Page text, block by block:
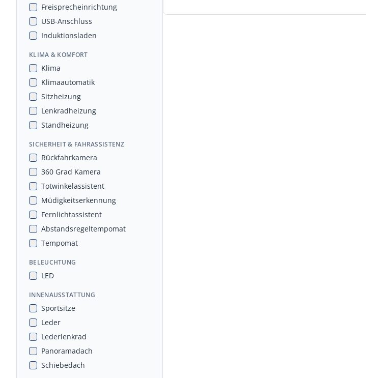
Freisprecheinrichtung
USB-Anschluss
Induktionsladen
KLIMA & KOMFORT
Klima
Klimaautomatik
Sitzheizung
Lenkradheizung
Standheizung
SICHERHEIT & FAHRASSISTENZ
Rückfahrkamera
360 Grad Kamera
Totwinkelassistent
Müdigkeitserkennung
Fernlichtassistent
Abstandsregeltempomat
Tempomat
BELEUCHTUNG
LED
INNENAUSSTATTUNG
Sportsitze
Leder
Lederlenkrad
Panoramadach
Schiebedach